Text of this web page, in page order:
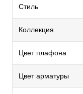
Стиль
Коллекция
Цвет плафона
Цвет арматуры